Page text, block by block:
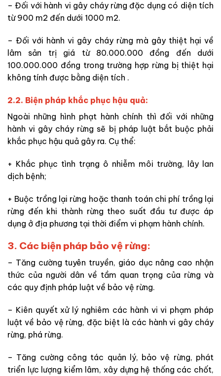
– Đối với hành vi gây cháy rừng đặc dụng có diện tích
từ 900 m2 đến dưới 1000 m2.
– Đối với hành vi gây cháy rừng mà gây thiệt hại về
lâm sản trị giá từ 80.000.000 đồng đến dưới
100.000.000 đồng trong trường hợp rừng bị thiệt hại
không tính được bằng diện tích .
2.2. Biện pháp khắc phục hậu quả:
Ngoài những hình phạt hành chính thì đối với những
hành vi gây cháy rừng sẽ bị pháp luật bắt buộc phải
khắc phục hậu quả gây ra. Cụ thể:
+ Khắc phục tình trạng ô nhiễm môi trường, lây lan
dịch bệnh;
+ Buộc trồng lại rừng hoặc thanh toán chi phí trồng lại
rừng đến khi thành rừng theo suất đầu tư được áp
dụng ở địa phương tại thời điểm vi phạm hành chính.
3. Các biện pháp bảo vệ rừng:
– Tăng cường tuyên truyền, giáo dục nâng cao nhận
thức của người dân về tầm quan trọng của rừng và
các quy định pháp luật về bảo vệ rừng.
– Kiên quyết xử lý nghiêm các hành vi vi phạm pháp
luật về bảo vệ rừng, đặc biệt là các hành vi gây cháy
rừng, phá rừng.
– Tăng cường công tác quản lý, bảo vệ rừng, phát
triển lực lượng kiểm lâm, xây dựng hệ thống các chốt,